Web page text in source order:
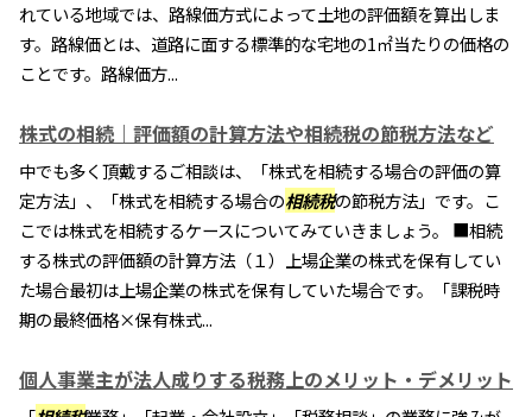
れている地域では、路線価方式によって土地の評価額を算出しま
す。路線価とは、道路に面する標準的な宅地の1㎡当たりの価格の
ことです。路線価方...
株式の相続｜評価額の計算方法や相続税の節税方法など
中でも多く頂戴するご相談は、「株式を相続する場合の評価の算
定方法」、「株式を相続する場合の相続税の節税方法」です。こ
こでは株式を相続するケースについてみていきましょう。 ■相続
する株式の評価額の計算方法（１）上場企業の株式を保有してい
た場合最初は上場企業の株式を保有していた場合です。「課税時
期の最終価格×保有株式...
個人事業主が法人成りする税務上のメリット・デメリット